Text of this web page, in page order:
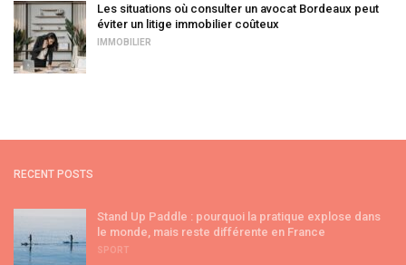
Les situations où consulter un avocat Bordeaux peut
éviter un litige immobilier coûteux
IMMOBILIER
RECENT POSTS
Stand Up Paddle : pourquoi la pratique explose dans
le monde, mais reste différente en France
SPORT